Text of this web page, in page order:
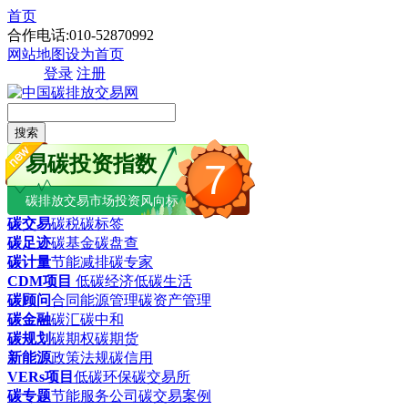
首页
合作电话:010-52870992
网站地图设为首页
登录 注册
搜索
7
易碳投资指数
碳排放交易市场投资风向标
碳交易碳税碳标签
碳足迹碳基金碳盘查
碳计量节能减排碳专家
CDM项目 低碳经济低碳生活
碳顾问合同能源管理碳资产管理
碳金融碳汇碳中和
碳规划碳期权碳期货
新能源政策法规碳信用
VERs项目 低碳环保碳交易所
碳专题节能服务公司 碳交易案例